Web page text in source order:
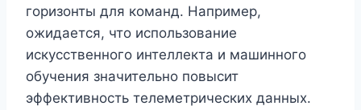
горизонты для команд. Например,
ожидается, что использование
искусственного интеллекта и машинного
обучения значительно повысит
эффективность телеметрических данных.